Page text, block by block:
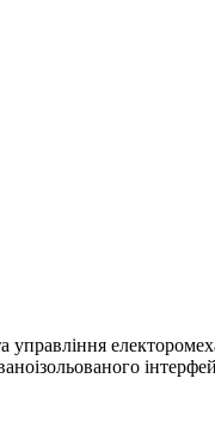
управління